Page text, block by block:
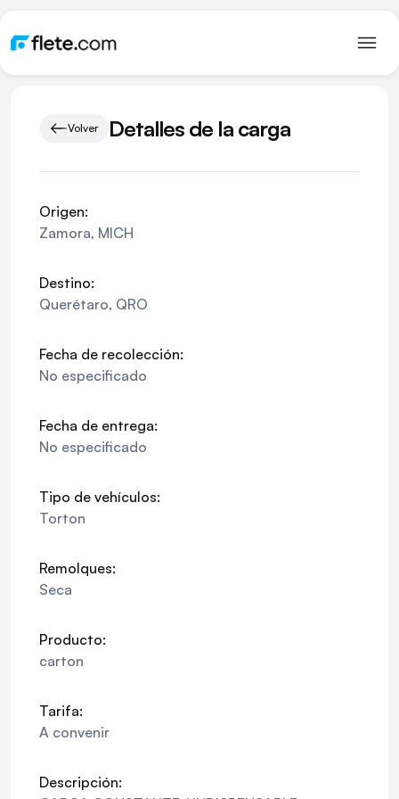
Volver Detalles de la carga
Origen:
Zamora, MICH
Destino:
Querétaro, QRO
Fecha de recolección:
No especificado
Fecha de entrega:
No especificado
Tipo de vehículos:
Torton
Remolques:
Seca
Producto:
carton
Tarifa:
A convenir
Descripción: